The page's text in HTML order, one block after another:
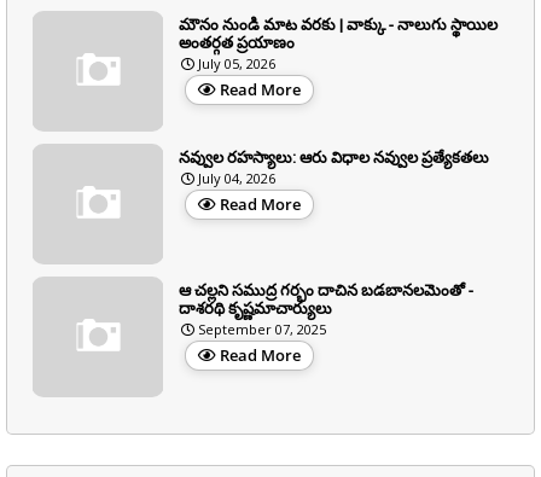
మౌనం నుండి మాట వరకు | వాక్కు - నాలుగు స్థాయిల
అంతర్గత ప్రయాణం
July 05, 2026
Read More
నవ్వుల రహస్యాలు: ఆరు విధాల నవ్వుల ప్రత్యేకతలు
July 04, 2026
Read More
ఆ చల్లని సముద్ర గర్భం దాచిన బడబానలమెంతో -
దాశరథి కృష్ణమాచార్యులు
September 07, 2025
Read More